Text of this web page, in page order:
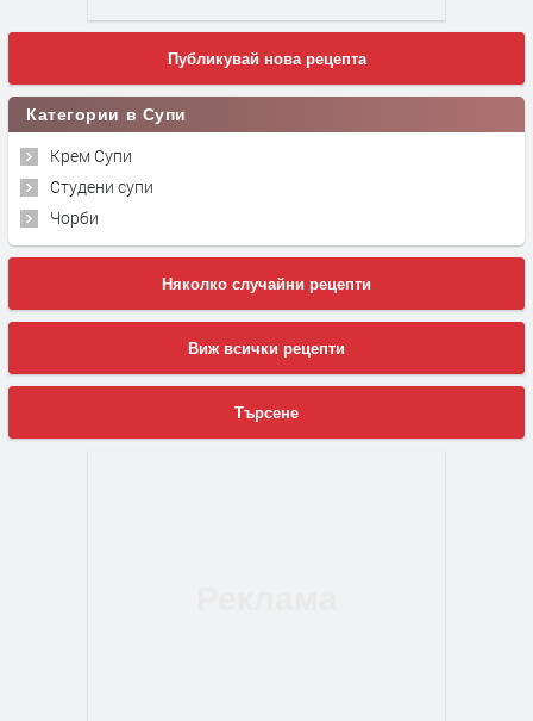
Публикувай нова рецепта
Категории в Супи
Крем Супи
Студени супи
Чорби
Няколко случайни рецепти
Виж всички рецепти
Търсене